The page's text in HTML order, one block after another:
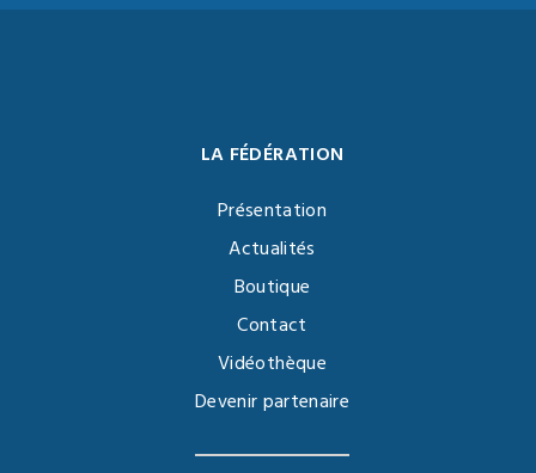
LA FÉDÉRATION
Présentation
Actualités
Boutique
Contact
Vidéothèque
Devenir partenaire